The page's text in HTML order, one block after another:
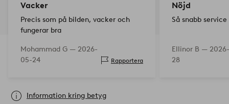
Vacker
Precis som på bilden, vacker och
fungerar bra
Mohammad G — 2026-
05-24
Rapportera
Nöjd
Så snabb service
Ellinor B —
28
Information kring betyg